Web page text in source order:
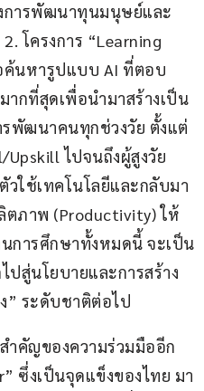
การพัฒนาทุนมนุษย์และ
โครงการ “Learning
ค้นหารูปแบบ AI ที่ตอบ
ากที่สุดเพื่อนำมาสร้างเป็น
พัฒนาคนทุกช่วงวัย ตั้งแต่
Upskill ไปจนถึงผู้สูงวัย
ใช้เทคโนโลยีและกลับมา
ตภาพ (Productivity) ให้
การศึกษาทั้งหมดนี้ จะเป็น
สู่นโยบายและการสร้าง
” ระดับชาติต่อไป
ำคัญของความร่วมมืออีก
ซึ่งเป็นจุดแข็งของไทย มา